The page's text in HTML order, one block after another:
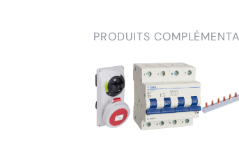
PRODUITS